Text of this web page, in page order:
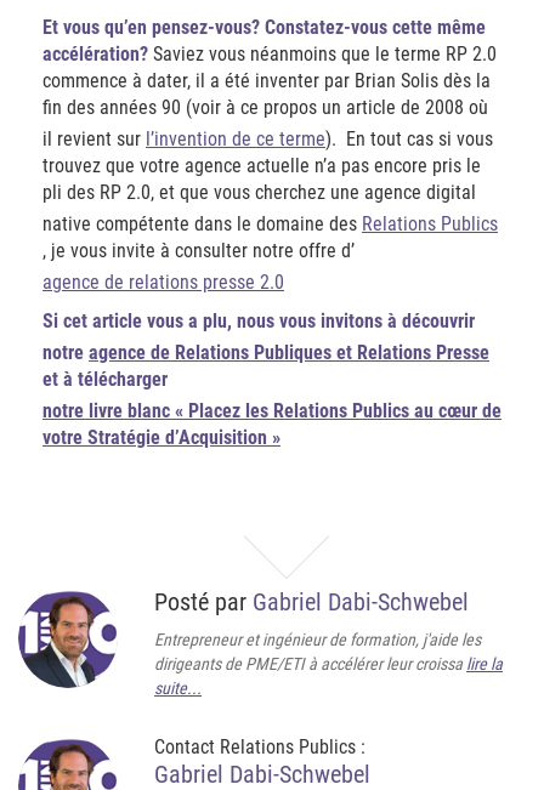
Et vous qu’en pensez-vous? Constatez-vous cette même
accélération? Saviez vous néanmoins que le terme RP 2.0
commence à dater, il a été inventer par Brian Solis dès la
fin des années 90 (voir à ce propos un article de 2008 où
il revient sur l’invention de ce terme). En tout cas si vous
trouvez que votre agence actuelle n’a pas encore pris le
pli des RP 2.0, et que vous cherchez une agence digital
native compétente dans le domaine des Relations Publics
, je vous invite à consulter notre offre d’
agence de relations presse 2.0
Si cet article vous a plu, nous vous invitons à découvrir
notre agence de Relations Publiques et Relations Presse
et à télécharger
notre livre blanc « Placez les Relations Publics au cœur de
votre Stratégie d’Acquisition »
Posté par Gabriel Dabi-Schwebel
Entrepreneur et ingénieur de formation, j'aide les
dirigeants de PME/ETI à accélérer leur croissa lire la
suite...
Contact Relations Publics :
Gabriel Dabi-Schwebel